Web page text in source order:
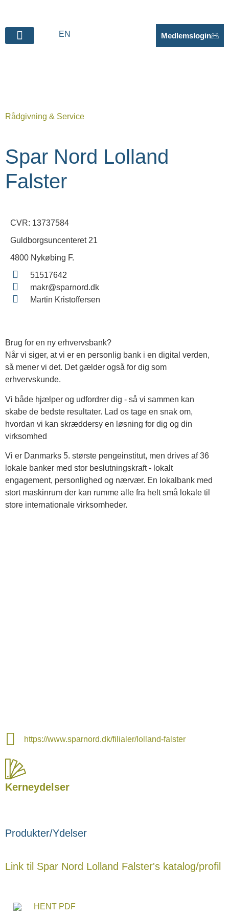
EN Medlemslogin
Rådgivning & Service
Spar Nord Lolland
Falster
CVR: 13737584
Guldborgsuncenteret 21
4800 Nykøbing F.
51517642
makr@sparnord.dk
Martin Kristoffersen
Brug for en ny erhvervsbank?
Når vi siger, at vi er en personlig bank i en digital verden,
så mener vi det. Det gælder også for dig som
erhvervskunde.
Vi både hjælper og udfordrer dig - så vi sammen kan
skabe de bedste resultater. Lad os tage en snak om,
hvordan vi kan skræddersy en løsning for dig og din
virksomhed
Vi er Danmarks 5. største pengeinstitut, men drives af 36
lokale banker med stor beslutningskraft - lokalt
engagement, personlighed og nærvær. En lokalbank med
stort maskinrum der kan rumme alle fra helt små lokale til
store internationale virksomheder.
https://www.sparnord.dk/filialer/lolland-falster
Kerneydelser
Produkter/Ydelser
Link til Spar Nord Lolland Falster's katalog/profil
HENT PDF